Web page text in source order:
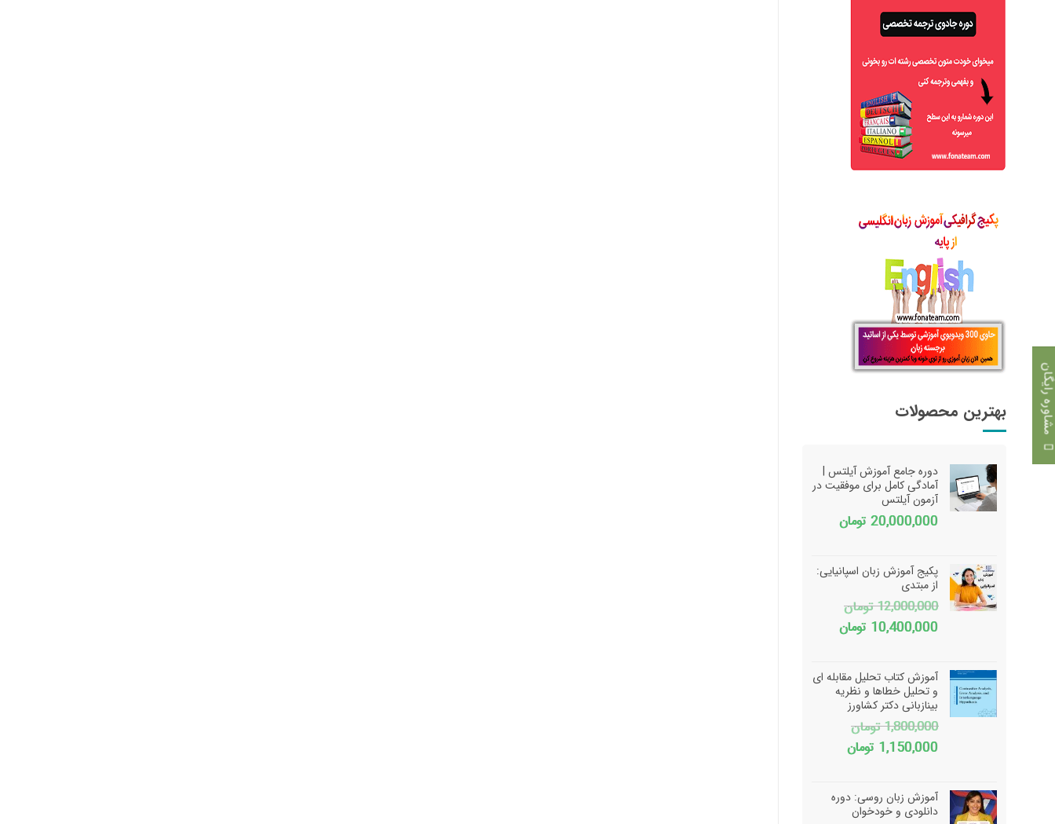
بهترین محصولات
دوره جامع آموزش آیلتس |
آمادگی کامل برای موفقیت در
آزمون آیلتس
20,000,000 تومان
پکیج آموزش زبان اسپانیایی:
از مبتدی
12,000,000 تومان
قیمت
12,000,000 تومان
بود.
10,400,000 تومانقیمت
است.
آموزش کتاب تحلیل مقابله ای
و تحلیل خطاها و نظریه
بینازبانی دکتر کشاورز
1,800,000 تومان
قیمت
بود.
1,150,000 تومانقیمت
است.
آموزش زبان روسی: دوره
دانلودی و خودخوان